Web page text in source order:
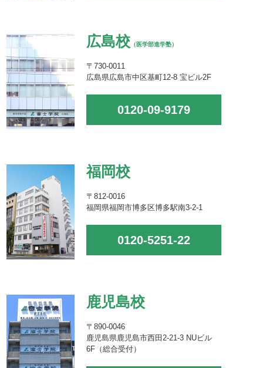
広島校 （医学部進学塾）
〒730-0011
広島県広島市中区基町12-8 宝ビル2F
0120-09-9179
福岡校
〒812-0016
福岡県福岡市博多区博多駅南3-2-1
0120-5251-22
鹿児島校
〒890-0046
鹿児島県鹿児島市西田2-21-3 NUビル
6F（総合受付）